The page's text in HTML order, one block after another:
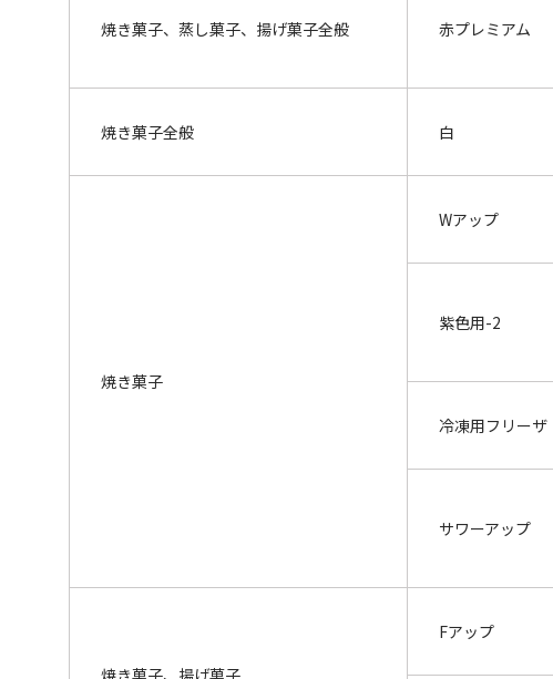
焼き菓子、蒸し菓子、揚げ菓子全般 赤プレミアム
焼き菓子全般 白
焼き菓子
Wアップ
紫色用-2
冷凍用フリーザ
サワーアップ
焼き菓子、揚げ菓子
Fアップ